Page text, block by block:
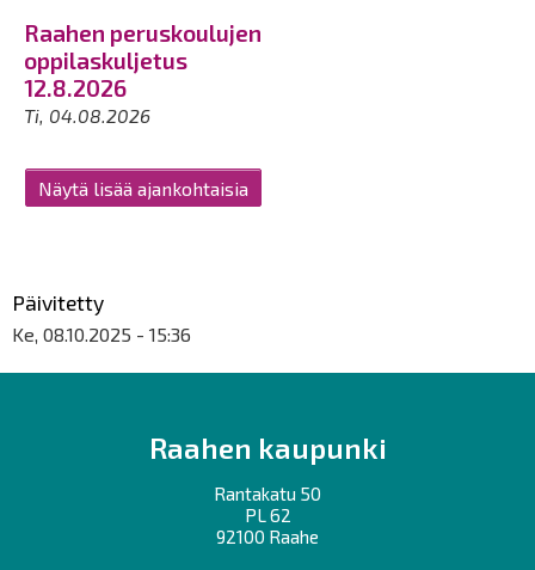
Raahen peruskoulujen
oppilaskuljetus
12.8.2026
Ti, 04.08.2026
Näytä lisää ajankohtaisia
Päivitetty
Ke, 08.10.2025 - 15:36
Raahen kaupunki
Rantakatu 50
PL 62
92100 Raahe